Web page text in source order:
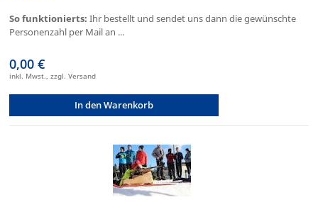
So funktionierts: Ihr bestellt und sendet uns dann die gewünschte
Personenzahl per Mail an ...
0,00 €
inkl. Mwst., zzgl. Versand
In den Warenkorb